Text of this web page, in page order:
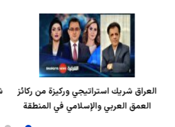
العراق شريك استراتيجي وركيزة من ركائز
العمق العربي والإسلامي في المنطقة